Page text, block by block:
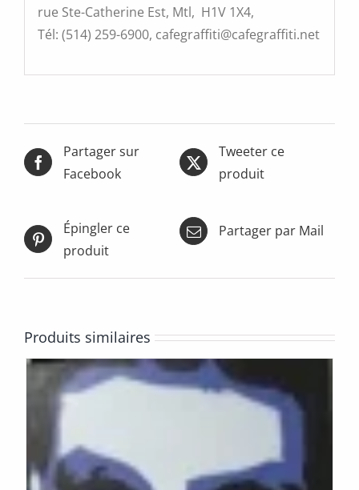
rue Ste-Catherine Est, Mtl, H1V 1X4,
Tél: (514) 259-6900, cafegraffiti@cafegraffiti.net
Partager sur
Facebook
Tweeter ce
produit
Épingler ce
produit
Partager par Mail
Produits similaires